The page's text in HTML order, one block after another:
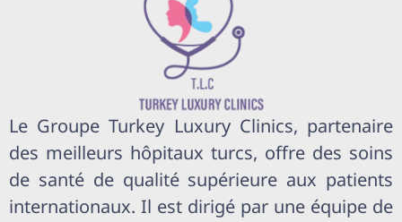
Le Groupe Turkey Luxury Clinics, partenaire
des meilleurs hôpitaux turcs, offre des soins
de santé de qualité supérieure aux patients
internationaux. Il est dirigé par une équipe de